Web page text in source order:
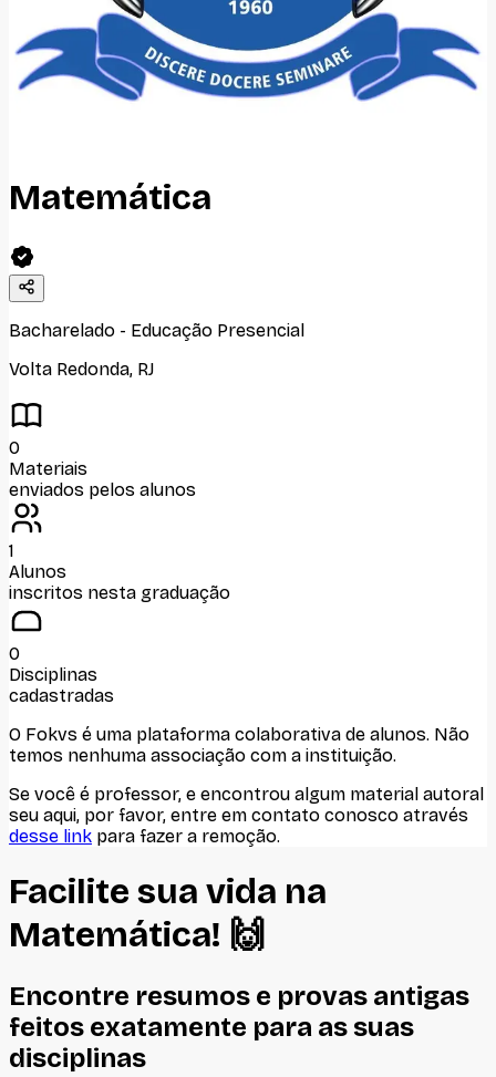
Matemática
Bacharelado - Educação Presencial
Volta Redonda, RJ
0
Materiais
enviados pelos alunos
1
Alunos
inscritos nesta graduação
0
Disciplinas
cadastradas
O Fokvs é uma plataforma colaborativa de alunos. Não
temos nenhuma associação com a instituição.
Se você é professor, e encontrou algum material autoral
seu aqui, por favor, entre em contato conosco através
desse link para fazer a remoção.
Facilite sua vida na
Matemática! 🙌
Encontre resumos e provas antigas
feitos exatamente para as suas
disciplinas